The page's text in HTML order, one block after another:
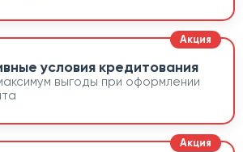
условия кредитования
выгоды при оформлении